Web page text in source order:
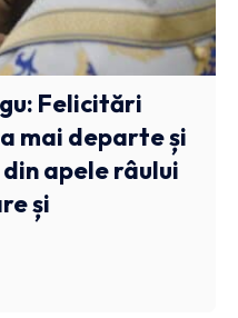
Felicitări
mai departe și
apele râului
și